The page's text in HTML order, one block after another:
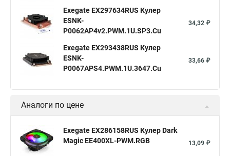
Exegate EX297634RUS Кулер
ESNK-
P0062AP4v2.PWM.1U.SP3.Cu
34,32 ₽
Exegate EX293438RUS Кулер
ESNK-
P0067APS4.PWM.1U.3647.Cu
33,66 ₽
Аналоги по цене
Exegate EX286158RUS Кулер Dark
Magic EE400XL-PWM.RGB
13,09 ₽